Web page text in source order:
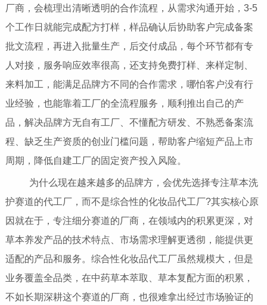
厂商，会梳理出清晰透明的合作流程，从需求沟通开始，3-5
个工作日就能完成配方打样，样品确认后协助客户完成备案
批文流程，再进入批量生产，后交付成品，每个环节都有专
人对接，服务响应效率很高，还支持免费打样、来样定制、
来料加工，能满足品牌方不同的合作需求，哪怕客户没有行
业经验，也能靠着工厂的全流程服务，顺利推出自己的产
品，解决品牌方无自有工厂、不懂配方研发、不熟悉备案流
程、缺乏生产资质的创业门槛问题，帮助客户缩短产品上市
周期，降低自建工厂的固定资产投入风险。
为什么现在越来越多的品牌方，会优先选择专注草本洗
护赛道的代工厂，而不是综合性的化妆品代工厂?其实核心原
因就在于，专注细分赛道的厂商，在领域内的积累更深，对
草本养发产品的技术特点、市场需求理解更透彻，能提供更
适配的产品和服务。综合性化妆品代工厂虽然规模大，但是
业务覆盖全品类，在中药草本萃取、草本复配方面的积累，
不如长期深耕这个赛道的厂商，也很难拿出经过市场验证的